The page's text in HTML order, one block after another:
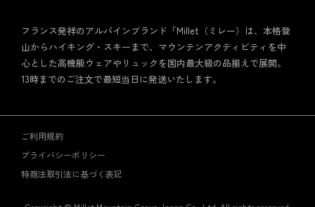
フランス発祥のアルパインブランド「Millet（ミレー）は、本格登
山からハイキング・スキーまで、マウンテンアクティビティを中
心とした高機能ウェアやリュックを国内最大級の品揃えで展開。
13時までのご注文で最短当日に発送いたします。
ご利用規約
プライバシーポリシー
特商法取引法に基づく表記